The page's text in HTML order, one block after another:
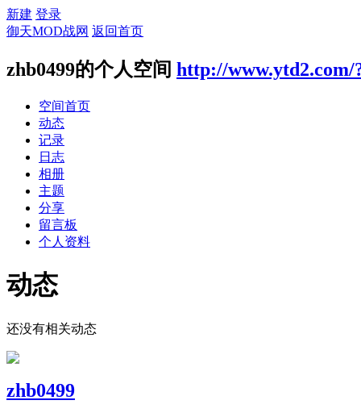
新建 登录
御天MOD战网 返回首页
zhb0499的个人空间 http://www.ytd2.com/
空间首页
动态
记录
日志
相册
主题
分享
留言板
个人资料
动态
还没有相关动态
zhb0499